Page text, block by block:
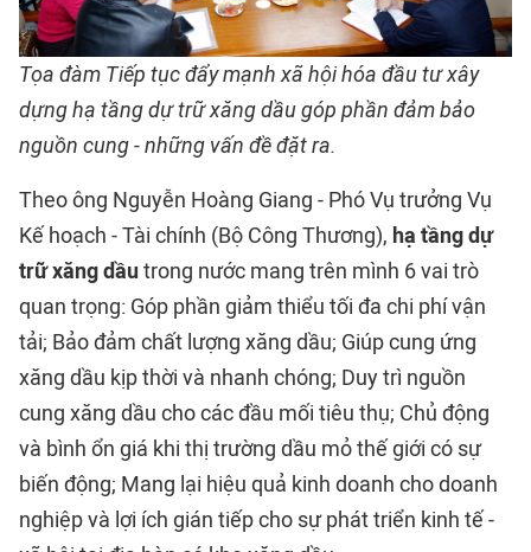
Tọa đàm Tiếp tục đẩy mạnh xã hội hóa đầu tư xây
dựng hạ tầng dự trữ xăng dầu góp phần đảm bảo
nguồn cung - những vấn đề đặt ra.
Theo ông Nguyễn Hoàng Giang - Phó Vụ trưởng Vụ
Kế hoạch - Tài chính (Bộ Công Thương), hạ tầng dự
trữ xăng dầutrong nước mang trên mình 6 vai trò
quan trọng: Góp phần giảm thiểu tối đa chi phí vận
tải; Bảo đảm chất lượng xăng dầu; Giúp cung ứng
xăng dầu kịp thời và nhanh chóng; Duy trì nguồn
cung xăng dầu cho các đầu mối tiêu thụ; Chủ động
và bình ổn giá khi thị trường dầu mỏ thế giới có sự
biến động; Mang lại hiệu quả kinh doanh cho doanh
nghiệp và lợi ích gián tiếp cho sự phát triển kinh tế -